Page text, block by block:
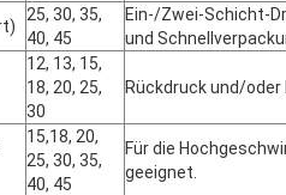
25, 30, 35,
40, 45
Ein-/Zwei-Schicht-
und
12, 13, 15,
18, 20, 25,
30
Rückdruck und/
15,18, 20,
25, 30, 35,
40, 45
Für die
geeignet.